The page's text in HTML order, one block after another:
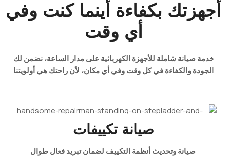
أجهزتك بكفاءة أينما كنت وفي
أي وقت
خدمة صيانة شاملة للأجهزة الكهربائية على مدار الساعة، نضمن لك
الجودة والكفاءة في كل وقت وفي أي مكان، لأن راحتك هي أولويتنا
صيانة تكييفات
صيانة وتحديث أنظمة التكييف لضمان تبريد فعال طوال